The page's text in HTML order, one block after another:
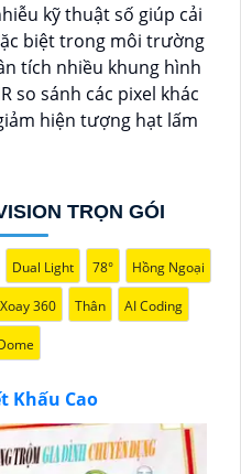
khấu cao và giải pháp
đại lý công nghệ:
tìm kiếm Camera
Hãy đến với chúng
được tư vấn về giải
an ninh của bạn!"
ngay với chúng tôi để
chuyên gia có kinh
cấp Camera Kbvision
nhất trên thị trường.
nghiệm dịch vụ tốt nhất
nghiệp về giải pháp an
sẽ giúp bạn thành
hàng và tăng cơ hội
kỳ yêu cầu hay câu hỏi
kỹ thuật số giúp cải
biệt trong môi trường
tích nhiều khung hình
so sánh các pixel khác
hiện tượng hạt lấm
TRỌN GÓI
Dual Light 78° Hồng Ngoại
Xoay 360 Thân AI Coding
Khấu Cao